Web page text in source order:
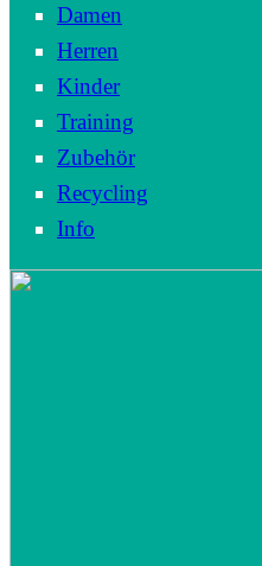
Damen
Herren
Kinder
Training
Zubehör
Recycling
Info